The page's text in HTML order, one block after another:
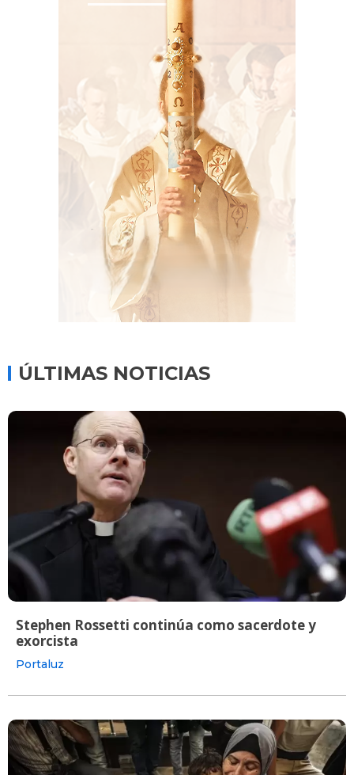
ÚLTIMAS NOTICIAS
Stephen Rossetti continúa como sacerdote y
exorcista
Portaluz